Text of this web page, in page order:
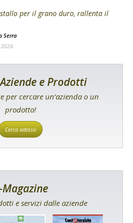
stallo per il grano duro, rallenta il
Serra
e Prodotti
per cercare un’azienda o un
prodotto!
Cerca adesso
Magazine
e servizi dalle aziende